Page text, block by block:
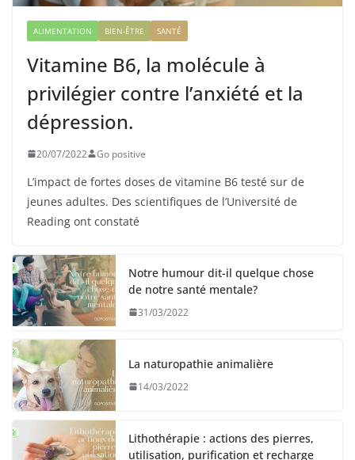
ALIMENTATION BIEN-ÊTRE SANTÉ
Vitamine B6, la molécule à
privilégier contre l’anxiété et la
dépression.
20/07/2022 Go positive
L’impact de fortes doses de vitamine B6 testé sur de
jeunes adultes. Des scientifiques de l’Université de
Reading ont constaté
Notre humour dit-il quelque chose
de notre santé mentale?
31/03/2022
La naturopathie animalière
14/03/2022
Lithothérapie : actions des pierres,
utilisation, purification et recharge